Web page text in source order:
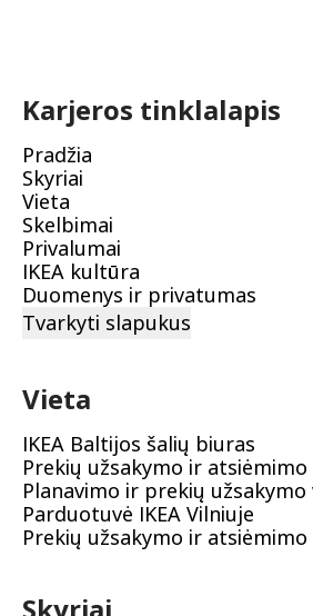
Karjeros tinklalapis
Pradžia
Skyriai
Vieta
Skelbimai
Privalumai
IKEA kultūra
Duomenys ir privatumas
Tvarkyti slapukus
Vieta
IKEA Baltijos šalių biuras
Prekių užsakymo ir
Planavimo ir prekių užsakymo
Parduotuvė IKEA Vilniuje
Prekių užsakymo ir atsiėmimo
Skyriai